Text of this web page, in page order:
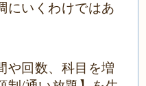
にいくわけではあ
や回数、科目を増